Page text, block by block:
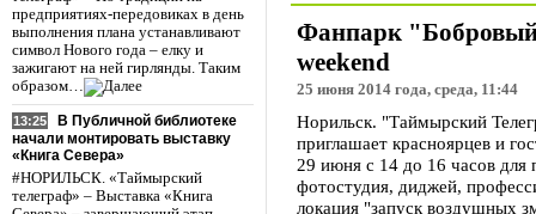
предприятиях-передовиках в день
выполнения плана устанавливают
символ Нового года – елку и
зажигают на ней гирлянды. Таким
образом…
13:25
В Публичной библиотеке
начали монтировать выставку
«Книга Севера»
#НОРИЛЬСК. «Таймырский
телеграф» – Выставка «Книга
Фанпарк
weekend
25 июня 2014 года, среда, 11:44
Норильск. "Таймырский
приглашает красноярцев и
29 июня с 14 до 16 часов для
фотостудия, диджей,
локация "запуск воздушных